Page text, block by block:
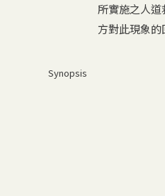
所實施之人
方對此現象的
Synopsis